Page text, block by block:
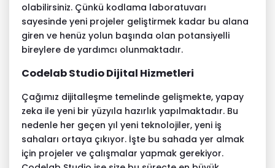
olabilirsiniz. Çünkü kodlama laboratuvarı
sayesinde yeni projeler geliştirmek kadar bu alana
giren ve henüz yolun başında olan potansiyelli
bireylere de yardımcı olunmaktadır.
Codelab Studio Dijital Hizmetleri
Çağımız dijitalleşme temelinde gelişmekte, yapay
zeka ile yeni bir yüzyıla hazırlık yapılmaktadır. Bu
nedenle her geçen yıl yeni teknolojiler, yeni iş
sahaları ortaya çıkıyor. İşte bu sahada yer almak
için projeler ve çalışmalar yapmak gerekiyor.